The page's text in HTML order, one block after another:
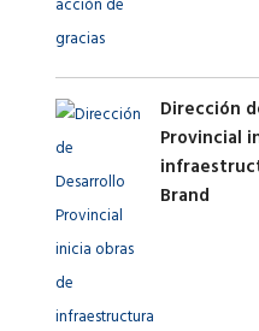
Dirección
Provincial
Brand